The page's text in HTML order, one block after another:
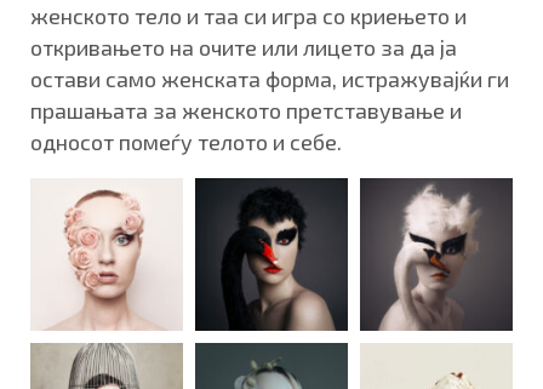
женското тело и таа си игра со криењето и
откривањето на очите или лицето за да ја
остави само женската форма, истражувајќи ги
прашањата за женското претставување и
односот помеѓу телото и себе.